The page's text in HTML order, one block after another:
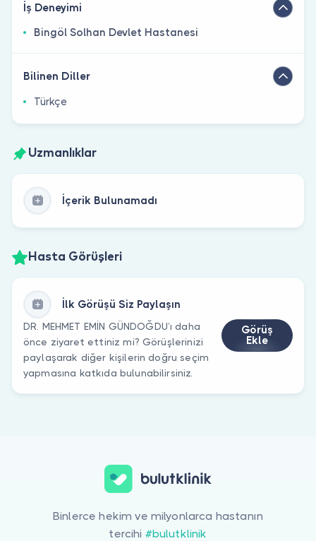
İş Deneyimi
Bingöl Solhan Devlet Hastanesi
Bilinen Diller
Türkçe
Uzmanlıklar
İçerik Bulunamadı
Hasta Görüşleri
İlk Görüşü Siz Paylaşın
DR. MEHMET EMİN GÜNDOĞDU’ı daha
önce ziyaret ettiniz mi? Görüşlerinizi
paylaşarak diğer kişilerin doğru seçim
yapmasına katkıda bulunabilirsiniz.
Görüş
Ekle
Binlerce hekim ve milyonlarca hastanın
tercihi #bulutklinik